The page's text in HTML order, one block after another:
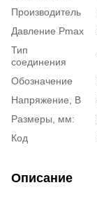
Производитель
Давление Pmax
Тип
соединения
Обозначение
Напряжение, В
Размеры, мм:
Код
Описание